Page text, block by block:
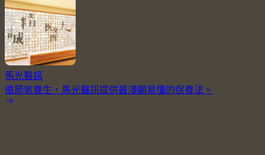
馬光醫訊
循節氣養生，馬光醫訊提供最淺顯易懂的保養法。